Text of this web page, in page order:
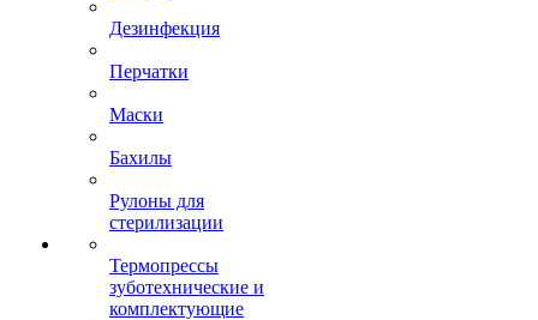
Дезинфекция
Перчатки
Маски
Бахилы
Рулоны для
стерилизации
Термопрессы
зуботехнические и
комплектующие